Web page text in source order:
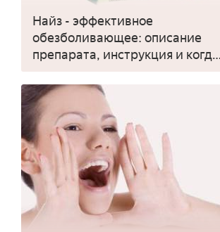
Найз - эффективное
обезболивающее: описание
препарата, инструкция и когда
применять